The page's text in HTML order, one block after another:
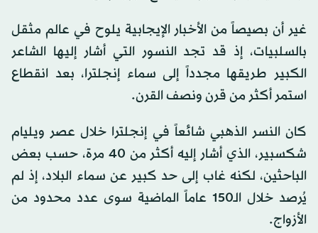
غير أن بصيصاً من الأخبار الإيجابية يلوح في عالم مثقل
بالسلبيات، إذ قد تجد النسور التي أشار إليها الشاعر
الكبير طريقها مجدداً إلى سماء إنجلترا، بعد انقطاع
استمر أكثر من قرن ونصف القرن.
كان النسر الذهبي شائعاً في إنجلترا خلال عصر ويليام
شكسبير، الذي أشار إليه أكثر من 40 مرة، حسب بعض
الباحثين، لكنه غاب إلى حد كبير عن سماء البلاد، إذ لم
يُرصد خلال الـ150 عاماً الماضية سوى عدد محدود من
الأزواج.